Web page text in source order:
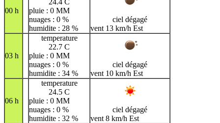
00 h
pluie : 0 MM
nuages : 0 %
humidite : 28 %
ciel dégagé
vent 13 km/h Est
03 h
temperature
22.7 C
pluie : 0 MM
nuages : 0 %
humidite : 34 %
ciel dégagé
vent 10 km/h Est
06 h
temperature
24.5 C
pluie : 0 MM
nuages : 0 %
humidite : 32 %
ciel dégagé
vent 8 km/h Est